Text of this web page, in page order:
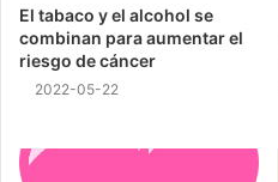
El tabaco y el alcohol se
combinan para aumentar el
riesgo de cáncer
2022-05-22